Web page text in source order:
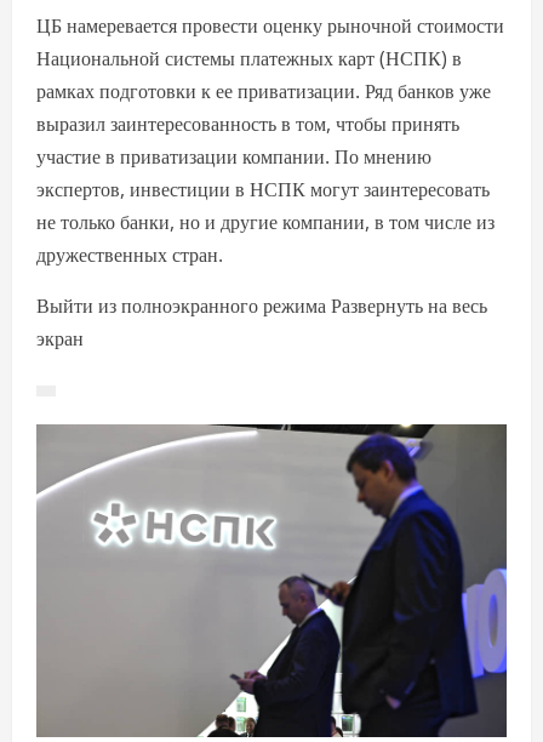
ЦБ намеревается провести оценку рыночной стоимости
Национальной системы платежных карт (НСПК) в
рамках подготовки к ее приватизации. Ряд банков уже
выразил заинтересованность в том, чтобы принять
участие в приватизации компании. По мнению
экспертов, инвестиции в НСПК могут заинтересовать
не только банки, но и другие компании, в том числе из
дружественных стран.
Выйти из полноэкранного режима Развернуть на весь
экран